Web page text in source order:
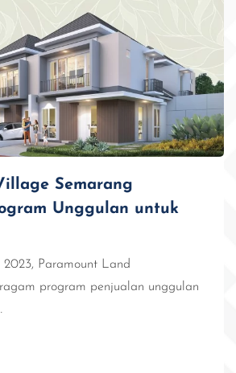
Semarang
Unggulan untuk
Paramount Land
program penjualan unggulan